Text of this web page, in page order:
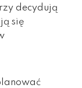
decydują
się